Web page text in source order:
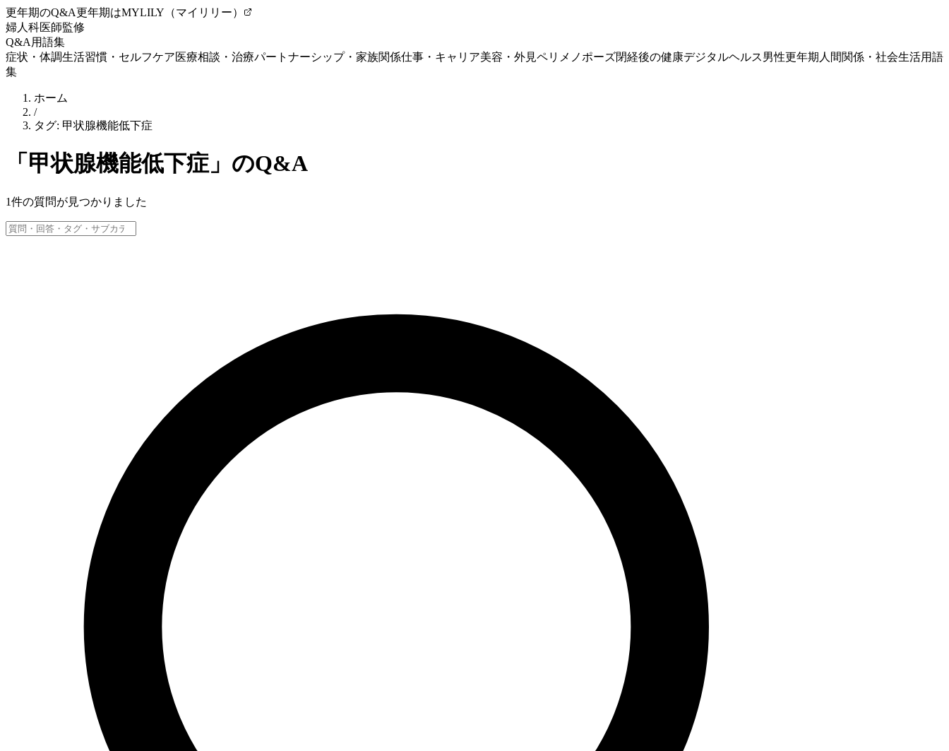
更年期のQ&A更年期はMYLILY（マイリリー）
婦人科医師監修
Q&A 用語集
症状・体調生活習慣・セルフケア医療相談・治療パートナーシップ・家族関係仕事・キャリア美容・外見ペリメノポーズ閉経後の健康デジタルヘルス男性更年期 人間関係・社会生活用語
集
ホーム
/
タグ: 甲状腺機能低下症
「 甲状腺機能低下症」のQ&A
1件の質問が見つかりました